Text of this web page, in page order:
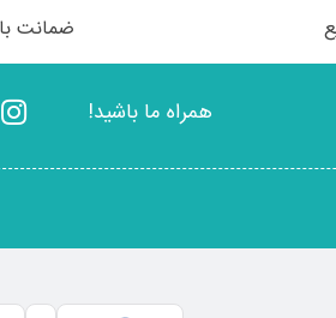
ضمانت
همراه ما باشید!